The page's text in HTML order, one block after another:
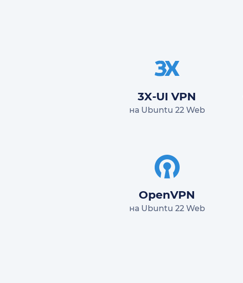
3X-UI VPN
на Ubuntu 22 Web
OpenVPN
на Ubuntu 22 Web